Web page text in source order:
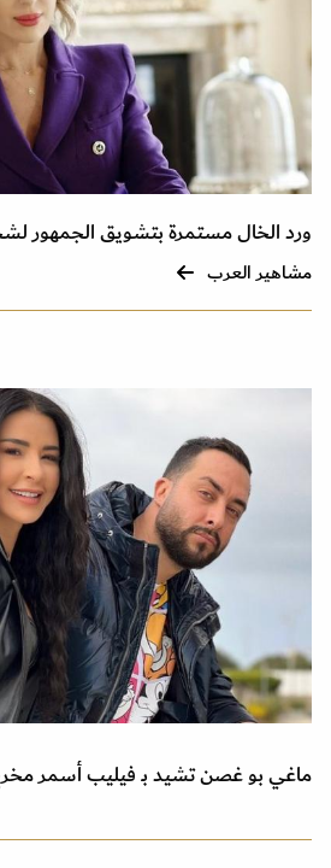
ورد الخال مستمرة بتشويق الجمهور
مشاهير العرب
ماغي بو غصن تشيد بـ فيليب أسمر